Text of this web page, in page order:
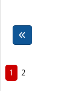
1 2